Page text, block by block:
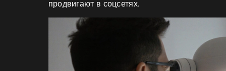
продвигают в соцсетях.